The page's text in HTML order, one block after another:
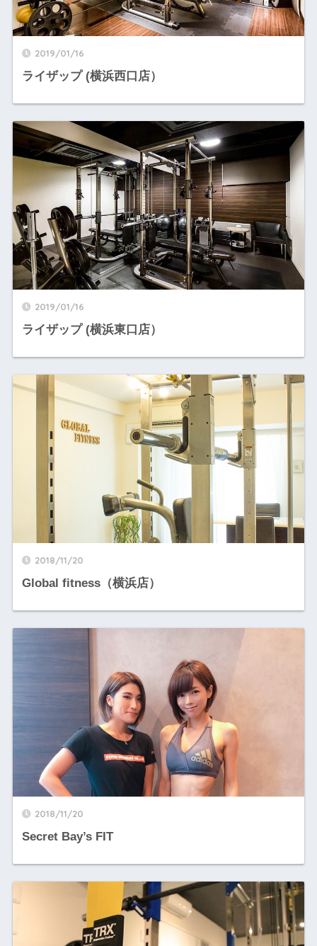
2019/01/16
ライザップ (横浜西口店）
2019/01/16
ライザップ (横浜東口店）
2018/11/20
Global fitness（横浜店）
2018/11/20
Secret Bay’s FIT